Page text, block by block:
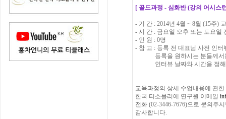
[ 골드과정 - 심화반 (강의 어시스
- 기 간 : 2014년 4월 ~ 8월 (15주)
- 시 간 : 금요일 오후 또는 토요일
- 인 원 : 0명
- 참 고 : 등록 전 대표님 사전 인
등록을 원하시는 분들께서
인터뷰 날짜와 시간을 정해
교육과정의 상세 수업내용에 관
한국 티소믈리에 연구원 이메일
전화 (02-3446-7676)으로 문의주
감사합니다.